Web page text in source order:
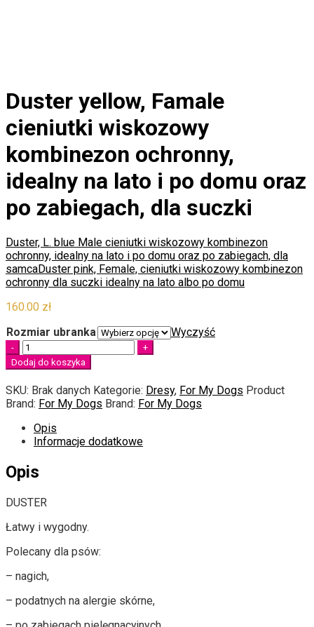
Duster yellow, Famale
cieniutki wiskozowy
kombinezon ochronny,
idealny na lato i po domu oraz
po zabiegach, dla suczki
Duster, L. blue Male cieniutki wiskozowy kombinezon
ochronny, idealny na lato i po domu oraz po zabiegach, dla
samcaDuster pink, Female, cieniutki wiskozowy kombinezon
ochronny dla suczki idealny na lato albo po domu
160.00 zł
Rozmiar ubranka
Wyczyść
Quantity
Dodaj do koszyka
SKU: Brak danych Kategorie: Dresy, For My Dogs Product
Brand: For My Dogs Brand: For My Dogs
Opis
Informacje dodatkowe
Opis
DUSTER
Łatwy i wygodny.
Polecany dla psów:
– nagich,
– podatnych na alergie skórne,